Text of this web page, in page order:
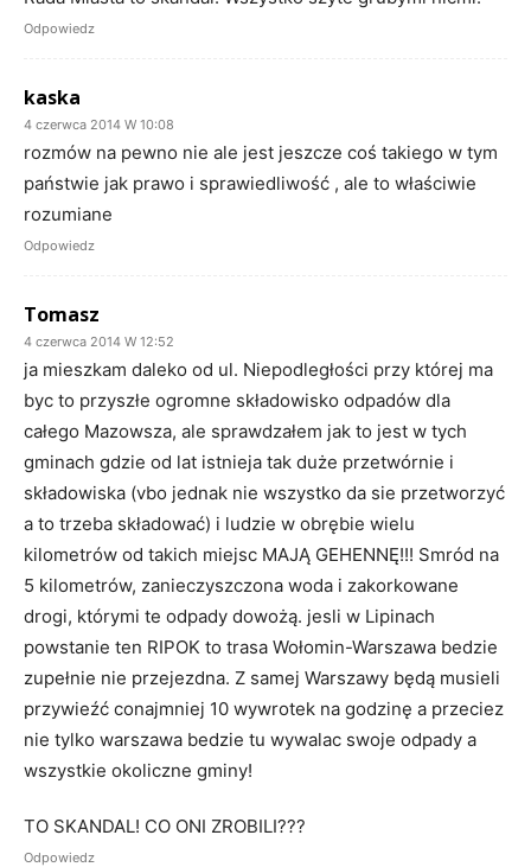
Odpowiedz
kaska
4 czerwca 2014 W 10:08
rozmów na pewno nie ale jest jeszcze coś takiego w tym
państwie jak prawo i sprawiedliwość , ale to właściwie
rozumiane
Odpowiedz
Tomasz
4 czerwca 2014 W 12:52
ja mieszkam daleko od ul. Niepodległości przy której ma
byc to przyszłe ogromne składowisko odpadów dla
całego Mazowsza, ale sprawdzałem jak to jest w tych
gminach gdzie od lat istnieja tak duże przetwórnie i
składowiska (vbo jednak nie wszystko da sie przetworzyć
a to trzeba składować) i ludzie w obrębie wielu
kilometrów od takich miejsc MAJĄ GEHENNĘ!!! Smród na
5 kilometrów, zanieczyszczona woda i zakorkowane
drogi, którymi te odpady dowożą. jesli w Lipinach
powstanie ten RIPOK to trasa Wołomin-Warszawa bedzie
zupełnie nie przejezdna. Z samej Warszawy będą musieli
przywieźć conajmniej 10 wywrotek na godzinę a przeciez
nie tylko warszawa bedzie tu wywalac swoje odpady a
wszystkie okoliczne gminy!
TO SKANDAL! CO ONI ZROBILI???
Odpowiedz